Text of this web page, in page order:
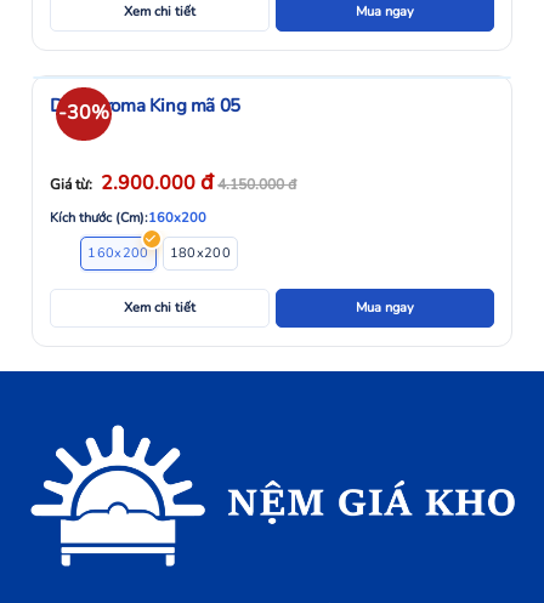
Xem chi tiết Mua ngay
-30%
Drap Aroma King mã 05
Giá từ: 2.900.000đ4.150.000đ
Kích thước (Cm):160x200
160x200
180x200
Xem chi tiết Mua ngay